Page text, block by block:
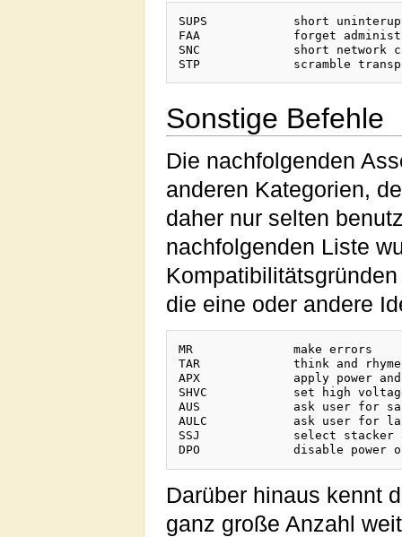
SUPS		short uninteruptable power source
FAA		forget administrator account
SNC		short network cable
Sonstige Befehle
Die nachfolgenden
anderen Kategorien,
daher nur selten
nachfolgenden Liste
die eine oder andere
MR		make errors
TAR		think and rhyme
APX		apply power and explode
SHVC		set high voltage to components
AUS		ask user for salary
AULC		ask user for last cigarette
SSJ		select stacker and jam
Darüber hinaus kennt
ganz große Anzahl